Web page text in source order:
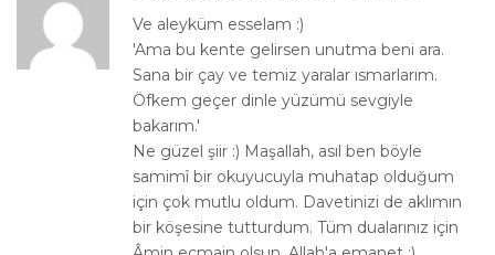
Ve aleyküm esselam :)
'Ama bu kente gelirsen unutma beni ara.
Sana bir çay ve temiz yaralar ısmarlarım.
Öfkem geçer dinle yüzümü sevgiyle
bakarım.'
Ne güzel şiir :) Maşallah, asıl ben böyle
samimî bir okuyucuyla muhatap olduğum
için çok mutlu oldum. Davetinizi de aklımın
bir köşesine tutturdum. Tüm dualarınız için